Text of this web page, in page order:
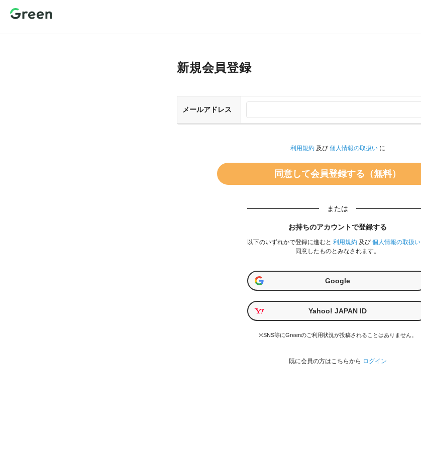
新規会員登録
メールアドレス
利用規約及び 個人情報の取扱いに
または
お持ちのアカウントで登録する
以下のいずれかで登録に進むと 利用規約 及び 個人情報の取扱い
同意したものとみなされます。
Google
Yahoo! JAPAN ID
※SNS等にGreenのご利用状況が投稿されることはありません。
既に会員の方はこちらから ログイン